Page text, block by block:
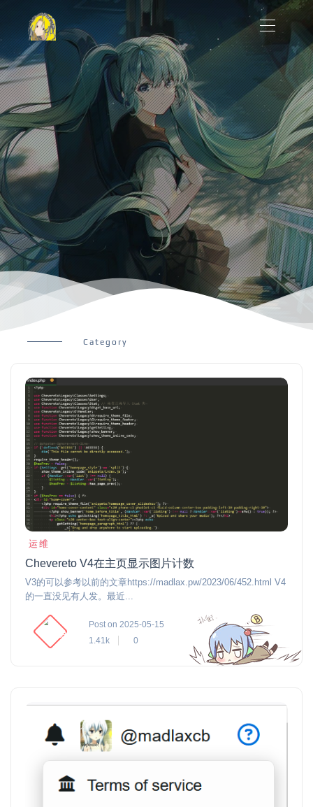
Category
运维
Chevereto V4在主页显示图片计数
V3的可以参考以前的文章https://madlax.pw/2023/06/452.html V4
的一直没见有人发。最近...
Post on 2025-05-15
1.41k
0